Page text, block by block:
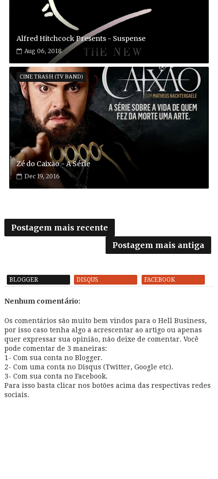
Alfred Hitchcock Presents - Suspense
Aug 06, 2018
CINE TRASH (TV BAND)
Zé do Caixão - A Série
Dec 19, 2016
Postagem mais recente
Postagem mais antiga
BLOGGER DISQUS FACEBOOK
Nenhum comentário:
Os comentários são muito bem vindos para o Hell Business,
por isso caso tenha algo a acrescentar ao artigo ou apenas
quer expressar sua opinião, não deixe de comentar. Você
pode comentar de 3 maneiras:
1- Com sua conta no Blogger.
2- Com uma conta no Disqus (Twitter, Google etc).
3- Com sua conta no Facebook.
Para isso basta clicar nos botões acima das respectivas redes
sociais.